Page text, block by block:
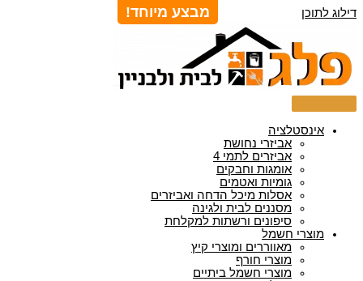
דילוג לתוכן
אינסטלציה
אביזרי נחושת
אביזרים לתמי 4
אומגות וחבקים
גומיות ואטמים
אסלות מיכל הדחה ואביזרים
מסננים לבית ולגינה
סיפונים ורשתות למקלחת
מוצרי חשמל
מאווררים ומוצרי קיץ
מוצרי חורף
מוצרי חשמל ביתיים
מבצע מיוחד!